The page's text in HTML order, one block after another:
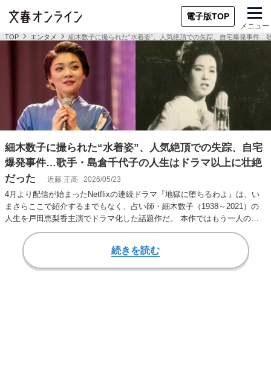
電子版TOP
メニュー
TOP エンタメ 細木数子に撮られた“水着姿”、人気絶頂での失踪、自宅爆発事件…
細木数子に撮られた“水着姿”、人気絶頂での失踪、自宅
爆発事件…歌手・島倉千代子の人生はドラマ以上に壮絶
だった
近藤 正高 2026/05/23
4月より配信が始まったNetflixの連続ドラマ『地獄に堕ちるわよ』は、い
まさらここで紹介するまでもなく、占い師・細木数子（1938～2021）の
人生を戸田恵梨香主演でドラマ化した話題作だ。 本作ではもう一人の主
続きを読む